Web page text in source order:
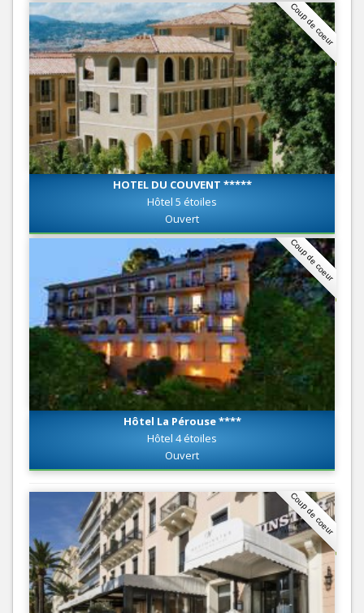
Coup de coeur
HOTEL DU COUVENT *****
Hôtel 5 étoiles
Ouvert
Coup de coeur
Hôtel La Pérouse ****
Hôtel 4 étoiles
Ouvert
Coup de coeur